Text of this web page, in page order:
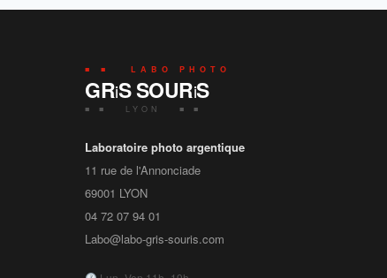
■ ■ LABO PHOTO
GRiS SOURiS
■ ■ LYON ■ ■
Laboratoire photo argentique
11 rue de l'Annonciade
69001 LYON
04 72 07 94 01
Labo@labo-gris-souris.com